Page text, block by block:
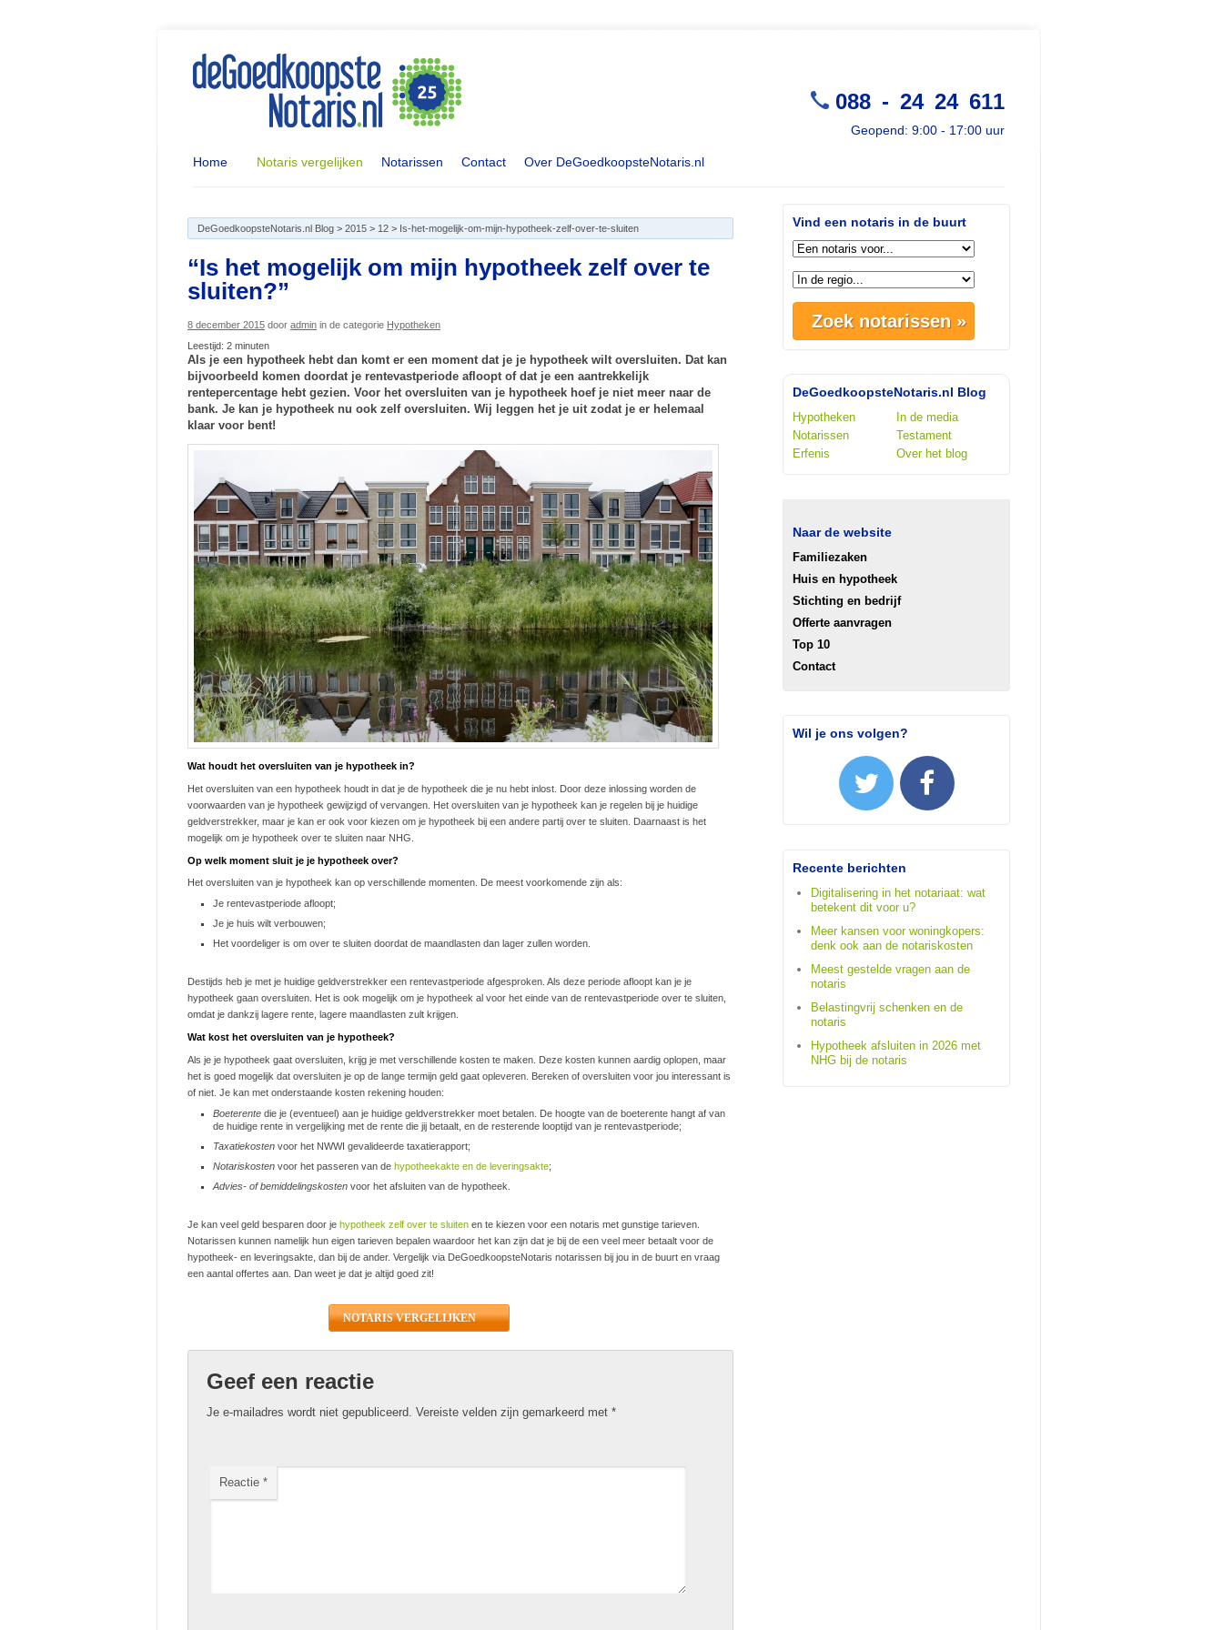
088 - 24 24 611
Geopend: 9:00 - 17:00 uur
Home Notaris vergelijken Notarissen Contact Over DeGoedkoopsteNotaris.nl
DeGoedkoopsteNotaris.nl Blog > 2015 > 12 > Is-het-mogelijk-om-mijn-hypotheek-zelf-over-te-sluiten
“Is het mogelijk om mijn hypotheek zelf over te
sluiten?”
8 december 2015 door admin in de categorie Hypotheken
Leestijd: 2 minuten
Als je een hypotheek hebt dan komt er een moment dat je je hypotheek wilt oversluiten. Dat kan
bijvoorbeeld komen doordat je rentevastperiode afloopt of dat je een aantrekkelijk
rentepercentage hebt gezien. Voor het oversluiten van je hypotheek hoef je niet meer naar de
bank. Je kan je hypotheek nu ook zelf oversluiten. Wij leggen het je uit zodat je er helemaal
klaar voor bent!
Wat houdt het oversluiten van je hypotheek in?
Het oversluiten van een hypotheek houdt in dat je de hypotheek die je nu hebt inlost. Door deze inlossing worden de
voorwaarden van je hypotheek gewijzigd of vervangen. Het oversluiten van je hypotheek kan je regelen bij je huidige
geldverstrekker, maar je kan er ook voor kiezen om je hypotheek bij een andere partij over te sluiten. Daarnaast is het
mogelijk om je hypotheek over te sluiten naar NHG.
Op welk moment sluit je je hypotheek over?
Het oversluiten van je hypotheek kan op verschillende momenten. De meest voorkomende zijn als:
Je rentevastperiode afloopt;
Je je huis wilt verbouwen;
Het voordeliger is om over te sluiten doordat de maandlasten dan lager zullen worden.
Destijds heb je met je huidige geldverstrekker een rentevastperiode afgesproken. Als deze periode afloopt kan je je
hypotheek gaan oversluiten. Het is ook mogelijk om je hypotheek al voor het einde van de rentevastperiode over te sluiten,
omdat je dankzij lagere rente, lagere maandlasten zult krijgen.
Wat kost het oversluiten van je hypotheek?
Als je je hypotheek gaat oversluiten, krijg je met verschillende kosten te maken. Deze kosten kunnen aardig oplopen, maar
het is goed mogelijk dat oversluiten je op de lange termijn geld gaat opleveren. Bereken of oversluiten voor jou interessant is
of niet. Je kan met onderstaande kosten rekening houden:
Boeterentedie je (eventueel) aan je huidige geldverstrekker moet betalen. De hoogte van de boeterente hangt af van
de huidige rente in vergelijking met de rente die jij betaalt, en de resterende looptijd van je rentevastperiode;
Taxatiekostenvoor het NWWI gevalideerde taxatierapport;
Notariskostenvoor het passeren van de hypotheekakte en de leveringsakte;
Advies- of bemiddelingskostenvoor het afsluiten van de hypotheek.
Je kan veel geld besparen door je hypotheek zelf over te sluiten en te kiezen voor een notaris met gunstige tarieven.
Notarissen kunnen namelijk hun eigen tarieven bepalen waardoor het kan zijn dat je bij de een veel meer betaalt voor de
hypotheek- en leveringsakte, dan bij de ander. Vergelijk via DeGoedkoopsteNotaris notarissen bij jou in de buurt en vraag
een aantal offertes aan. Dan weet je dat je altijd goed zit!
NOTARIS VERGELIJKEN
Geef een reactie
Je e-mailadres wordt niet gepubliceerd. Vereiste velden zijn gemarkeerd met *
Reactie *
Vind een notaris in de buurt
DeGoedkoopsteNotaris.nl Blog
Hypotheken
In de media
Notarissen
Testament
Erfenis
Over het blog
Naar de website
Familiezaken
Huis en hypotheek
Stichting en bedrijf
Offerte aanvragen
Top 10
Contact
Wil je ons volgen?
Recente berichten
Digitalisering in het notariaat: wat
betekent dit voor u?
Meer kansen voor woningkopers:
denk ook aan de notariskosten
Meest gestelde vragen aan de
notaris
Belastingvrij schenken en de
notaris
Hypotheek afsluiten in 2026 met
NHG bij de notaris